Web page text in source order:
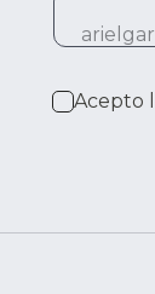
Acepto